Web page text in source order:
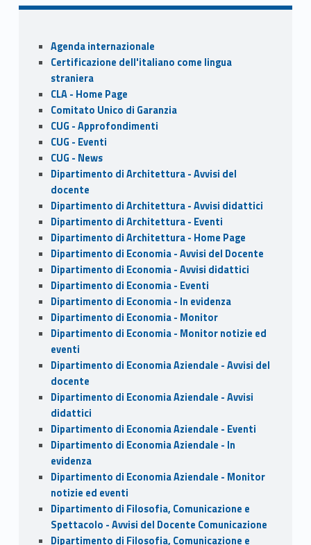
b
o
o
k
d
o
n
l e
Sidebar
Agenda internazionale
Certificazione dell'italiano come lingua
straniera
CLA - Home Page
Comitato Unico di Garanzia
CUG - Approfondimenti
CUG - Eventi
CUG - News
Dipartimento di Architettura - Avvisi del
docente
Dipartimento di Architettura - Avvisi didattici
Dipartimento di Architettura - Eventi
Dipartimento di Architettura - Home Page
Dipartimento di Economia - Avvisi del Docente
Dipartimento di Economia - Avvisi didattici
Dipartimento di Economia - Eventi
Dipartimento di Economia - In evidenza
Dipartimento di Economia - Monitor
Dipartimento di Economia - Monitor notizie ed
eventi
Dipartimento di Economia Aziendale - Avvisi del
docente
Dipartimento di Economia Aziendale - Avvisi
didattici
Dipartimento di Economia Aziendale - Eventi
Dipartimento di Economia Aziendale - In
evidenza
Dipartimento di Economia Aziendale - Monitor
notizie ed eventi
Dipartimento di Filosofia, Comunicazione e
Spettacolo - Avvisi del Docente Comunicazione
Dipartimento di Filosofia, Comunicazione e